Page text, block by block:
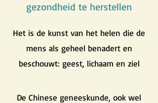
gezondheid te herstellen
Het is de kunst van het helen die de
mens als geheel benadert en
beschouwt: geest, lichaam en ziel
De Chinese geneeskunde, ook wel